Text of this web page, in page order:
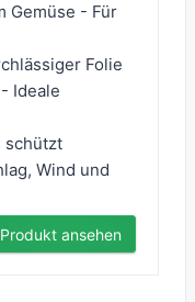
Gemüse - Für
Folie
Ideale
schützt
Wind und
Produkt ansehen